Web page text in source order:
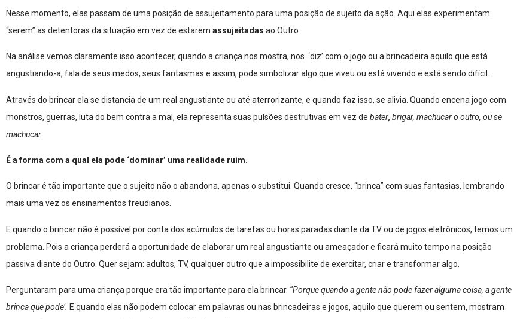
Nesse momento, elas passam de uma posição de assujeitamento para uma posição de sujeito da ação. Aqui elas experimentam
“serem” as detentoras da situação em vez de estarem assujeitadas ao Outro.
Na análise vemos claramente isso acontecer, quando a criança nos mostra, nos ‘diz’ com o jogo ou a brincadeira aquilo que está
angustiando-a, fala de seus medos, seus fantasmas e assim, pode simbolizar algo que viveu ou está vivendo e está sendo difícil.
Através do brincar ela se distancia de um real angustiante ou até aterrorizante, e quando faz isso, se alivia. Quando encena jogo com
monstros, guerras, luta do bem contra a mal, ela representa suas pulsões destrutivas em vez de bater, brigar, machucar o outro, ou se
machucar.
É a forma com a qual ela pode ‘dominar’ uma realidade ruim.
O brincar é tão importante que o sujeito não o abandona, apenas o substitui. Quando cresce, “brinca” com suas fantasias, lembrando
mais uma vez os ensinamentos freudianos.
E quando o brincar não é possível por conta dos acúmulos de tarefas ou horas paradas diante da TV ou de jogos eletrônicos, temos um
problema. Pois a criança perderá a oportunidade de elaborar um real angustiante ou ameaçador e ficará muito tempo na posição
passiva diante do Outro. Quer sejam: adultos, TV, qualquer outro que a impossibilite de exercitar, criar e transformar algo.
Perguntaram para uma criança porque era tão importante para ela brincar. “Porque quando a gente não pode fazer alguma coisa, a gente
brinca que pode’. E quando elas não podem colocar em palavras ou nas brincadeiras e jogos, aquilo que querem ou sentem, mostram